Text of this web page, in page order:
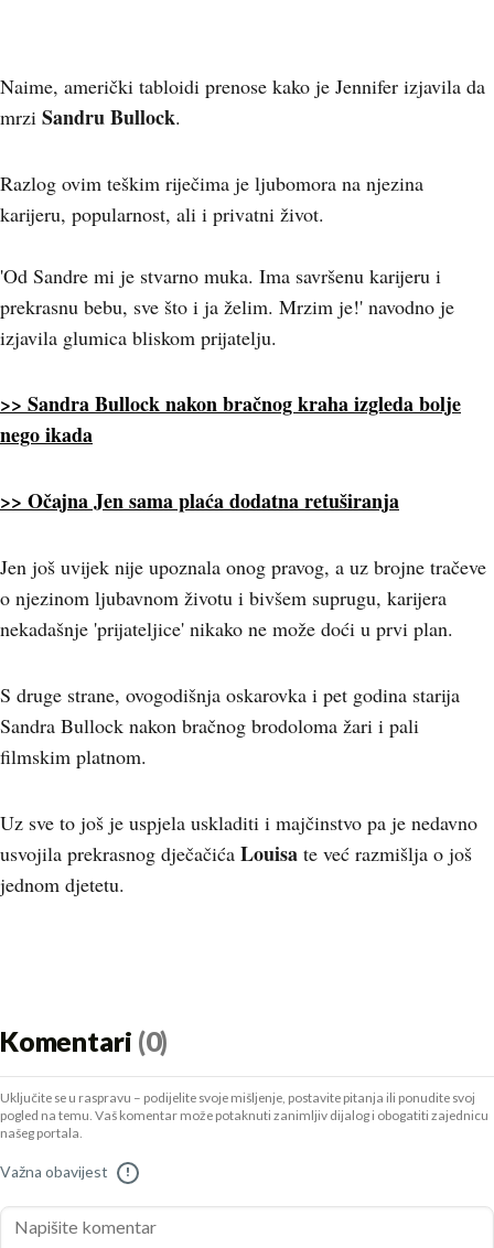
Naime, američki tabloidi prenose kako je Jennifer izjavila da
mrzi Sandru Bullock.
Razlog ovim teškim riječima je ljubomora na njezina
karijeru, popularnost, ali i privatni život.
'Od Sandre mi je stvarno muka. Ima savršenu karijeru i
prekrasnu bebu, sve što i ja želim. Mrzim je!' navodno je
izjavila glumica bliskom prijatelju.
>> Sandra Bullock nakon bračnog kraha izgleda bolje
nego ikada
>> Očajna Jen sama plaća dodatna retuširanja
Jen još uvijek nije upoznala onog pravog, a uz brojne tračeve
o njezinom ljubavnom životu i bivšem suprugu, karijera
nekadašnje 'prijateljice' nikako ne može doći u prvi plan.
S druge strane, ovogodišnja oskarovka i pet godina starija
Sandra Bullock nakon bračnog brodoloma žari i pali
filmskim platnom.
Uz sve to još je uspjela uskladiti i majčinstvo pa je nedavno
usvojila prekrasnog dječačića Louisa te već razmišlja o još
jednom djetetu.
Komentari (0)
Uključite se u raspravu – podijelite svoje mišljenje, postavite pitanja ili ponudite svoj
pogled na temu. Vaš komentar može potaknuti zanimljiv dijalog i obogatiti zajednicu
našeg portala.
Važna obavijest !